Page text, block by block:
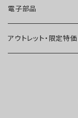
プリアンプ
空間系
ファズ
空間系
ディストーション
ファズ
ディストーション
ファズ
スイッチ
ジャック
電子部品
IC
アウトレット・限定特価